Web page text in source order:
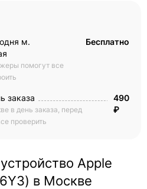
м.
помогут все
Бесплатно
заказа
в день заказа, перед
проверить
490
₽
Apple
в Москве